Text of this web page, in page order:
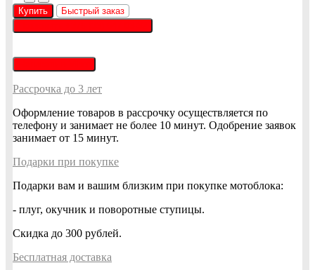
Купить
Быстрый заказ
Рассрочка до 3 лет
Оформление товаров в рассрочку осуществляется по
телефону и занимает не более 10 минут. Одобрение заявок
занимает от 15 минут.
Подарки при покупке
Подарки вам и вашим близким при покупке мотоблока:
- плуг, окучник и поворотные ступицы.
Скидка до 300 рублей.
Бесплатная доставка